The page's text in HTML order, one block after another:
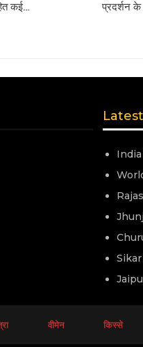
कई…
प्रदर्शन
वीमेन किस्से